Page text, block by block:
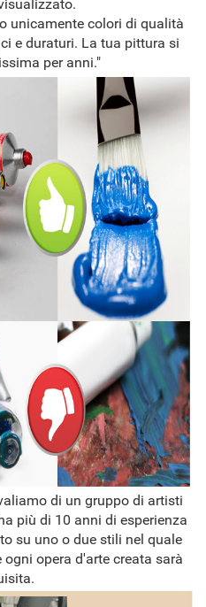
unicamente colori di qualità
e duraturi. La tua pittura si
per anni."
di un gruppo di artisti
più di 10 anni di esperienza
su uno o due stili nel quale
opera d'arte creata sarà